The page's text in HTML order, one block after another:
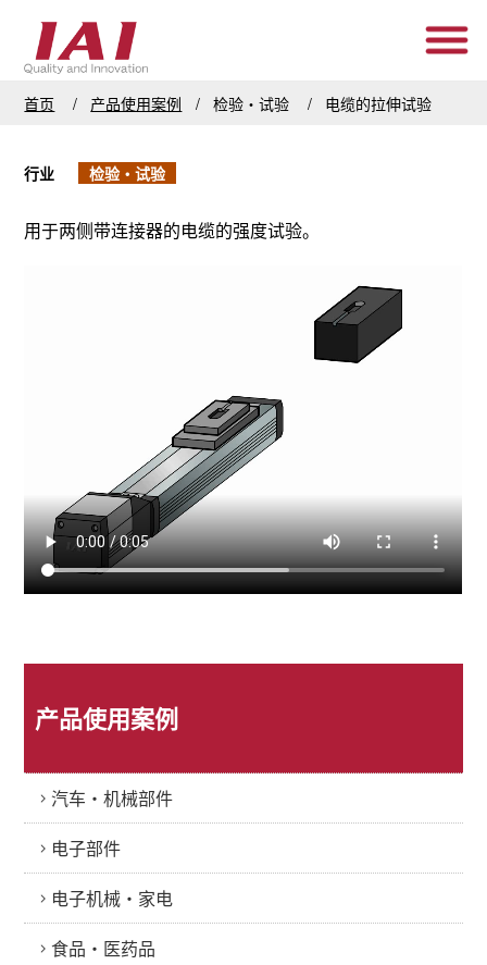
首页 产品使用案例 检验・试验 电缆的拉伸试验
行业 检验・试验
用于两侧带连接器的电缆的强度试验。
产品使用案例
汽车・机械部件
电子部件
电子机械・家电
食品・医药品